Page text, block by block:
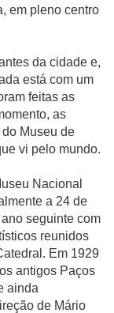
em pleno centro
da cidade e,
está com um
feitas as
as
Museu de
vi pelo mundo.
Nacional
a 24 de
seguinte com
reunidos
Em 1929
antigos Paços
ainda
de Mário